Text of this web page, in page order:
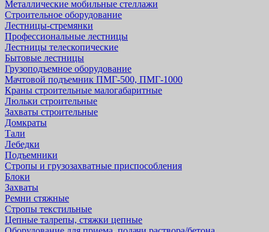
Металлические мобильные стеллажи
Строительное оборудование
Лестницы-стремянки
Профессиональные лестницы
Лестницы телескопические
Бытовые лестницы
Грузоподъемное оборудование
Мачтовой подъемник ПМГ-500, ПМГ-1000
Краны строительные малогабаритные
Люльки строительные
Захваты строительные
Домкраты
Тали
Лебедки
Подъемники
Стропы и грузозахватные приспособления
Блоки
Захваты
Ремни стяжные
Стропы текстильные
Цепные талрепы, стяжки цепные